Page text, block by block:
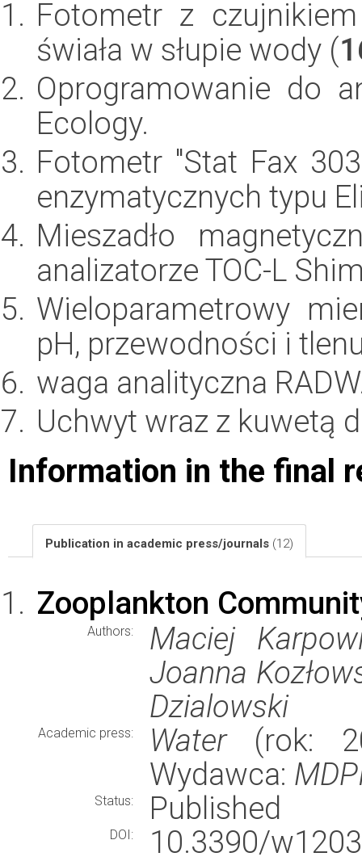
Fotometr z
świała w słupie wody (
Oprogramowanie do
Ecology.
Fotometr "Stat Fax
enzymatycznych typu
Mieszadło
analizatorze TOC-L
Wieloparametrowy
pH, przewodności i
waga analityczna
Uchwyt wraz z kuwetą
Information in the final
Publication in academic press/journals (12)
Zooplankton
Authors:
Maciej
Joanna
Dzialowski
Academic press: Water(rok:
Wydawca:
Status: Published
DOI:
10.3390/